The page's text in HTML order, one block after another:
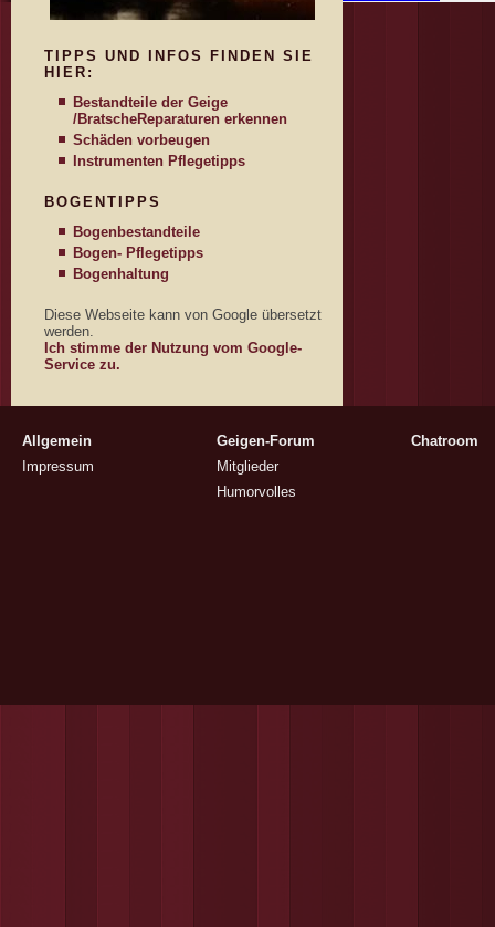
TIPPS UND INFOS FINDEN SIE
HIER:
Bestandteile der Geige
/BratscheReparaturen erkennen
Schäden vorbeugen
Instrumenten Pflegetipps
BOGENTIPPS
Bogenbestandteile
Bogen- Pflegetipps
Bogenhaltung
Diese Webseite kann von Google übersetzt
werden.
Ich stimme der Nutzung vom Google-
Service zu.
Allgemein
Impressum
Geigen-Forum
Mitglieder
Humorvolles
Chatroom